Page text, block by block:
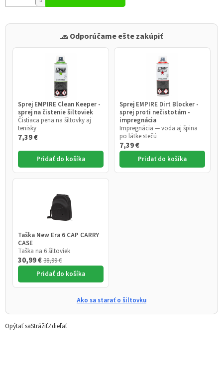
🧢 Odporúčame ešte zakúpiť
Sprej EMPIRE Clean Keeper -
sprej na čistenie šiltoviek
Čistiaca pena na šiltovky aj
tenisky
7,39 €
Pridať do košíka
Sprej EMPIRE Dirt Blocker -
sprej proti nečistotám -
impregnácia
Impregnácia — voda aj špina
po látke stečú
7,39 €
Pridať do košíka
Taška New Era 6 CAP CARRY
CASE
Taška na 6 šiltoviek
30,99 €38,99 €
Pridať do košíka
Ako sa starať o šiltovku
Opýtať saStrážiťZdieľať